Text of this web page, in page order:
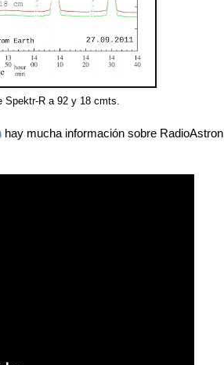
Spektr-R a 92 y 18 cmts.
hay mucha información sobre RadioAstron